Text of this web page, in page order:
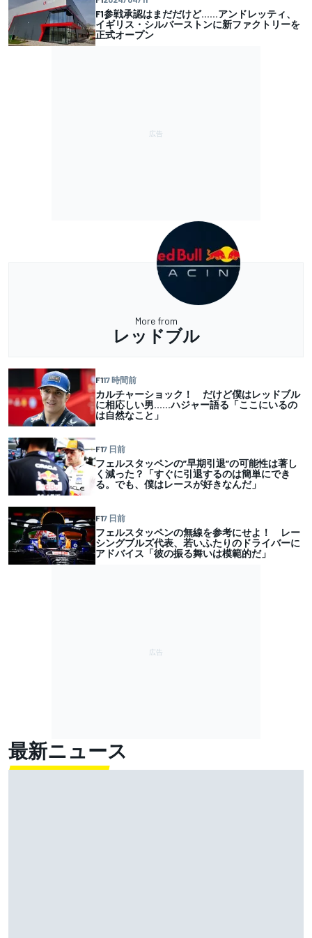
F1参戦承認はまだだけど……アンドレッティ、
イギリス・シルバーストンに新ファクトリーを
正式オープン
More from
レッドブル
F117 時間前
カルチャーショック！ だけど僕はレッドブル
に相応しい男……ハジャー語る「ここにいるの
は自然なこと」
F17 日前
フェルスタッペンの”早期引退”の可能性は著し
く減った？「すぐに引退するのは簡単にでき
る。でも、僕はレースが好きなんだ」
F17 日前
フェルスタッペンの無線を参考にせよ！ レー
シングブルズ代表、若いふたりのドライバーに
アドバイス「彼の振る舞いは模範的だ」
最新ニュース